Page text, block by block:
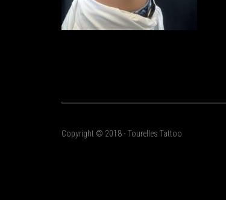
Copyright © 2018 - Tourelles Tattoo